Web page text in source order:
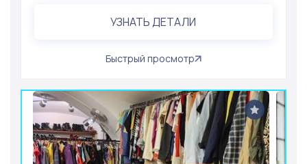
УЗНАТЬ ДЕТАЛИ
Быстрый просмотр